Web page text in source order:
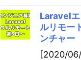
Laravel
ルリモー
ンチャー
[2020/